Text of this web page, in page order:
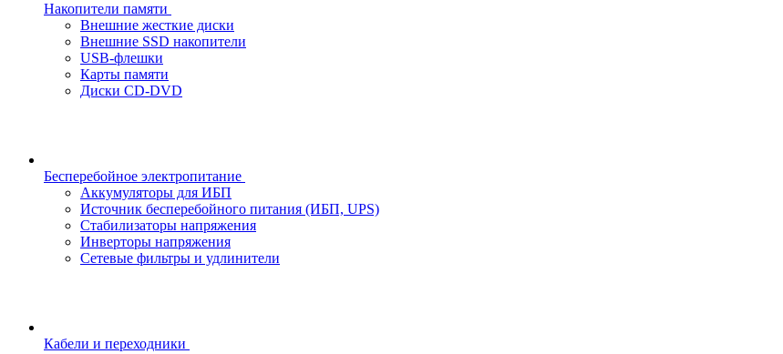
Накопители памяти
Внешние жесткие диски
Внешние SSD накопители
USB-флешки
Карты памяти
Диски CD-DVD
Бесперебойное электропитание
Аккумуляторы для ИБП
Источник бесперебойного питания (ИБП, UPS)
Стабилизаторы напряжения
Инверторы напряжения
Сетевые фильтры и удлинители
Кабели и переходники